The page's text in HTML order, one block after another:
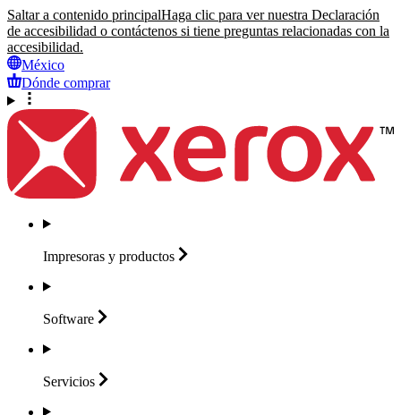
Saltar a contenido principalHaga clic para ver nuestra Declaración
de accesibilidad o contáctenos si tiene preguntas relacionadas con la
accesibilidad.
México
Dónde comprar
Impresoras y productos
Software
Servicios